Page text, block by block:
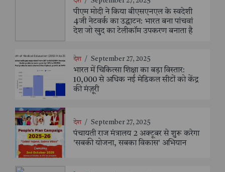
पीएम मोदी ने किया बीएसएनएल के स्वदेशी
4जी नेटवर्क का उद्घाटन: भारत बना पांचवां
देश जो खुद का टेलीकॉम उपकरण बनाता है
देश / September 27, 2025
भारत में चिकित्सा शिक्षा का बड़ा विस्तार:
10,000 से अधिक नई मेडिकल सीटों को केंद्र
की मंज़ूरी
देश / September 27, 2025
पंचायती राज मंत्रालय 2 अक्टूबर से शुरू करेगा
'सबकी योजना, सबका विकास' अभियान